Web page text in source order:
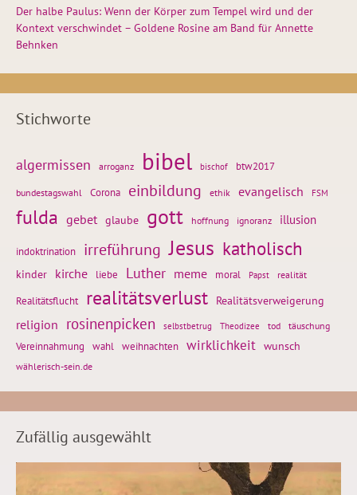
Der halbe Paulus: Wenn der Körper zum Tempel wird und der
Kontext verschwindet – Goldene Rosine am Band für Annette
Behnken
Stichworte
algermissen arroganz bibel bischof btw2017
bundestagswahl Corona einbildung ethik evangelisch FSM
fulda gebet glaube gott hoffnung ignoranz illusion
indoktrination irreführung Jesus katholisch
kinder kirche liebe Luther meme moral Papst realität
Realitätsflucht realitätsverlust Realitätsverweigerung
religion rosinenpicken selbstbetrug Theodizee tod täuschung
Vereinnahmung wahl weihnachten wirklichkeit wunsch
wählerisch-sein.de
Zufällig ausgewählt